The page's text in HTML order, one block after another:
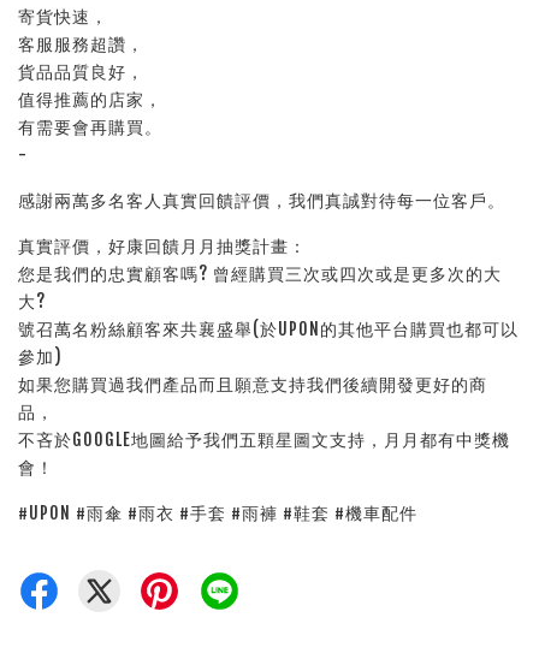
寄貨快速，
客服服務超讚，
貨品品質良好，
值得推薦的店家，
有需要會再購買。
-
感謝兩萬多名客人真實回饋評價，我們真誠對待每一位客戶。
真實評價，好康回饋月月抽獎計畫：
您是我們的忠實顧客嗎? 曾經購買三次或四次或是更多次的大
大?
號召萬名粉絲顧客來共襄盛舉(於UPON的其他平台購買也都可以
參加)
如果您購買過我們產品而且願意支持我們後續開發更好的商
品，
不吝於GOOGLE地圖給予我們五顆星圖文支持，月月都有中獎機
會！
#UPON #雨傘 #雨衣 #手套 #雨褲 #鞋套 #機車配件